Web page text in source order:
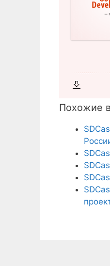
Похожие